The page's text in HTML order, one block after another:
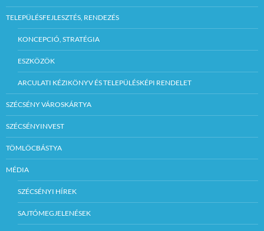
TELEPÜLÉSFEJLESZTÉS, RENDEZÉS
KONCEPCIÓ, STRATÉGIA
ESZKÖZÖK
ARCULATI KÉZIKÖNYV ÉS TELEPÜLÉSKÉPI RENDELET
SZÉCSÉNY VÁROSKÁRTYA
SZÉCSÉNYINVEST
TÖMLÖCBÁSTYA
MÉDIA
SZÉCSÉNYI HÍREK
SAJTÓMEGJELENÉSEK